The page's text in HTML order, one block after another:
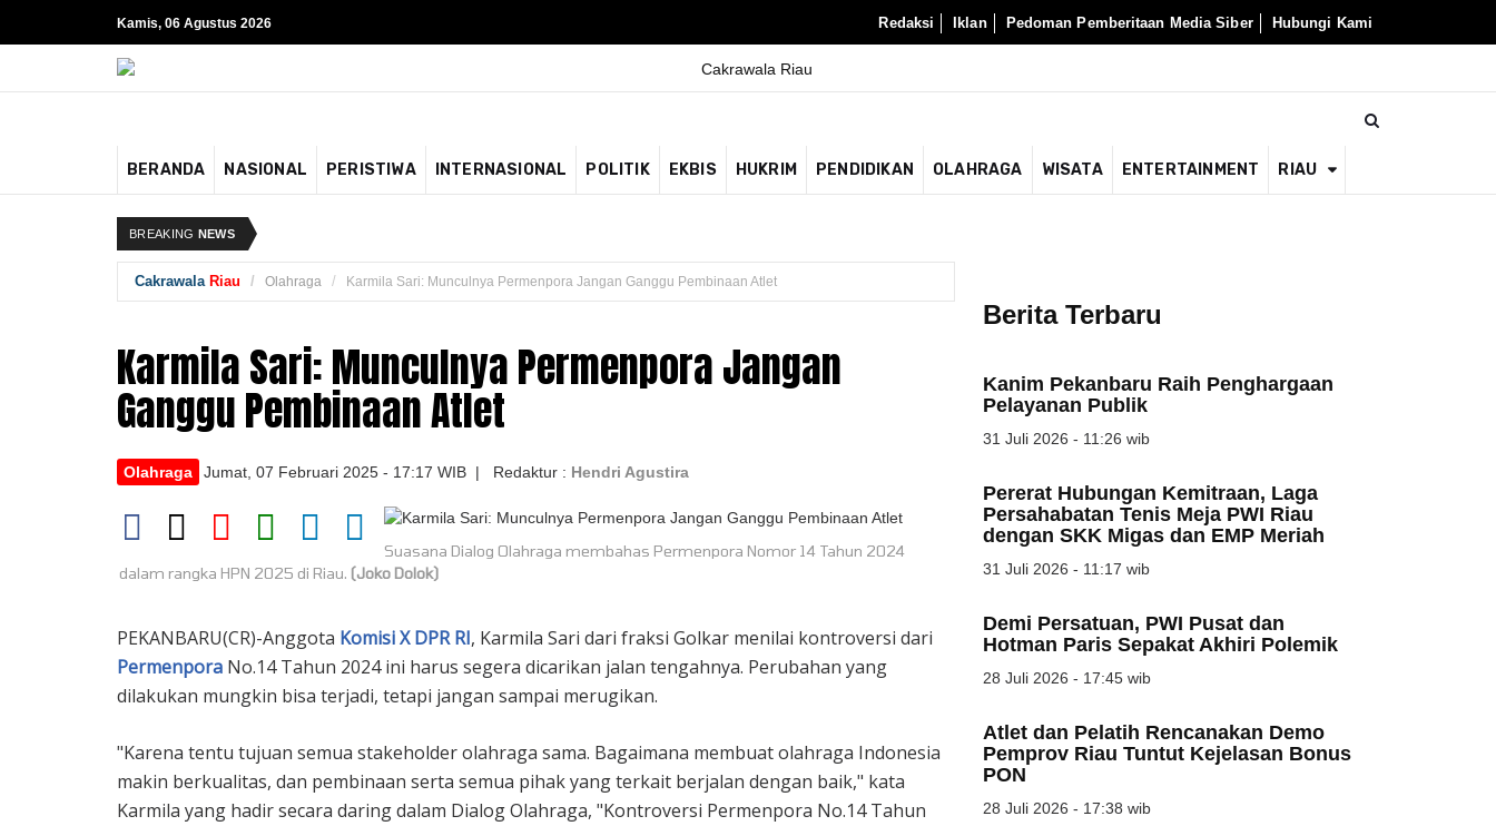
Kamis, 06 Agustus 2026 Redaksi Iklan Pedoman Pemberitaan Media Siber Hubungi Kami
BERANDA NASIONAL PERISTIWA INTERNASIONAL POLITIK EKBIS HUKRIM PENDIDIKAN OLAHRAGA WISATA ENTERTAINMENT RIAU
BREAKING NEWS
Cakrawala Riau Olahraga Karmila Sari: Munculnya Permenpora Jangan Ganggu Pembinaan Atlet
Karmila Sari: Munculnya Permenpora Jangan
Ganggu Pembinaan Atlet
Olahraga Jumat, 07 Februari 2025 - 17:17 WIB | Redaktur : Hendri Agustira
Suasana Dialog Olahraga membahas Permenpora Nomor 14 Tahun 2024
dalam rangka HPN 2025 di Riau. (Joko Dolok)
PEKANBARU(CR)-Anggota Komisi X DPR RI, Karmila Sari dari fraksi Golkar menilai kontroversi dari
Permenpora No.14 Tahun 2024 ini harus segera dicarikan jalan tengahnya. Perubahan yang
dilakukan mungkin bisa terjadi, tetapi jangan sampai merugikan.
"Karena tentu tujuan semua stakeholder olahraga sama. Bagaimana membuat olahraga Indonesia
makin berkualitas, dan pembinaan serta semua pihak yang terkait berjalan dengan baik," kata
Karmila yang hadir secara daring dalam Dialog Olahraga, "Kontroversi Permenpora No.14 Tahun
Berita Terbaru
Kanim Pekanbaru Raih Penghargaan
Pelayanan Publik
31 Juli 2026 - 11:26 wib
Pererat Hubungan Kemitraan, Laga
Persahabatan Tenis Meja PWI Riau
dengan SKK Migas dan EMP Meriah
31 Juli 2026 - 11:17 wib
Demi Persatuan, PWI Pusat dan
Hotman Paris Sepakat Akhiri Polemik
28 Juli 2026 - 17:45 wib
Atlet dan Pelatih Rencanakan Demo
Pemprov Riau Tuntut Kejelasan Bonus
PON
28 Juli 2026 - 17:38 wib